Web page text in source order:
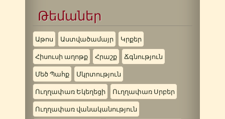
Թեմաներ
Աթոս Աստվածամայր Կրքեր
Հիսուսի աղոթք Հրաշք Ճգնություն
Մեծ Պահք Մկրտություն
Ուղղափառ Եկեղեցի Ուղղափառ Սրբեր
Ուղղափառ վանականություն